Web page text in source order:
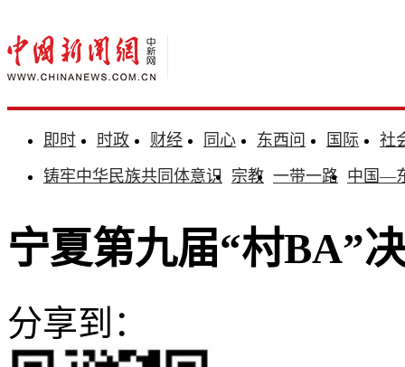
即时 时政 财经 同心 东西问 国际
社
铸牢中华民族共同体意识 宗教 一带一路 中国—
宁夏第九届“村BA”
分享到：